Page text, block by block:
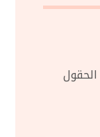
الحقول